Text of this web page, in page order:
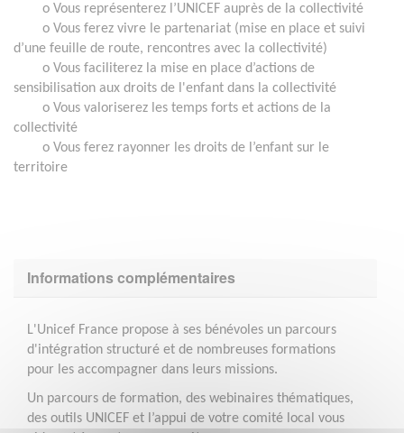
o Vous représenterez l’UNICEF auprès de la collectivité
o Vous ferez vivre le partenariat (mise en place et suivi
d’une feuille de route, rencontres avec la collectivité)
o Vous faciliterez la mise en place d’actions de
sensibilisation aux droits de l'enfant dans la collectivité
o Vous valoriserez les temps forts et actions de la
collectivité
o Vous ferez rayonner les droits de l’enfant sur le
territoire
Informations complémentaires
L'Unicef France propose à ses bénévoles un parcours
d'intégration structuré et de nombreuses formations
pour les accompagner dans leurs missions.
Un parcours de formation, des webinaires thématiques,
des outils UNICEF et l’appui de votre comité local vous